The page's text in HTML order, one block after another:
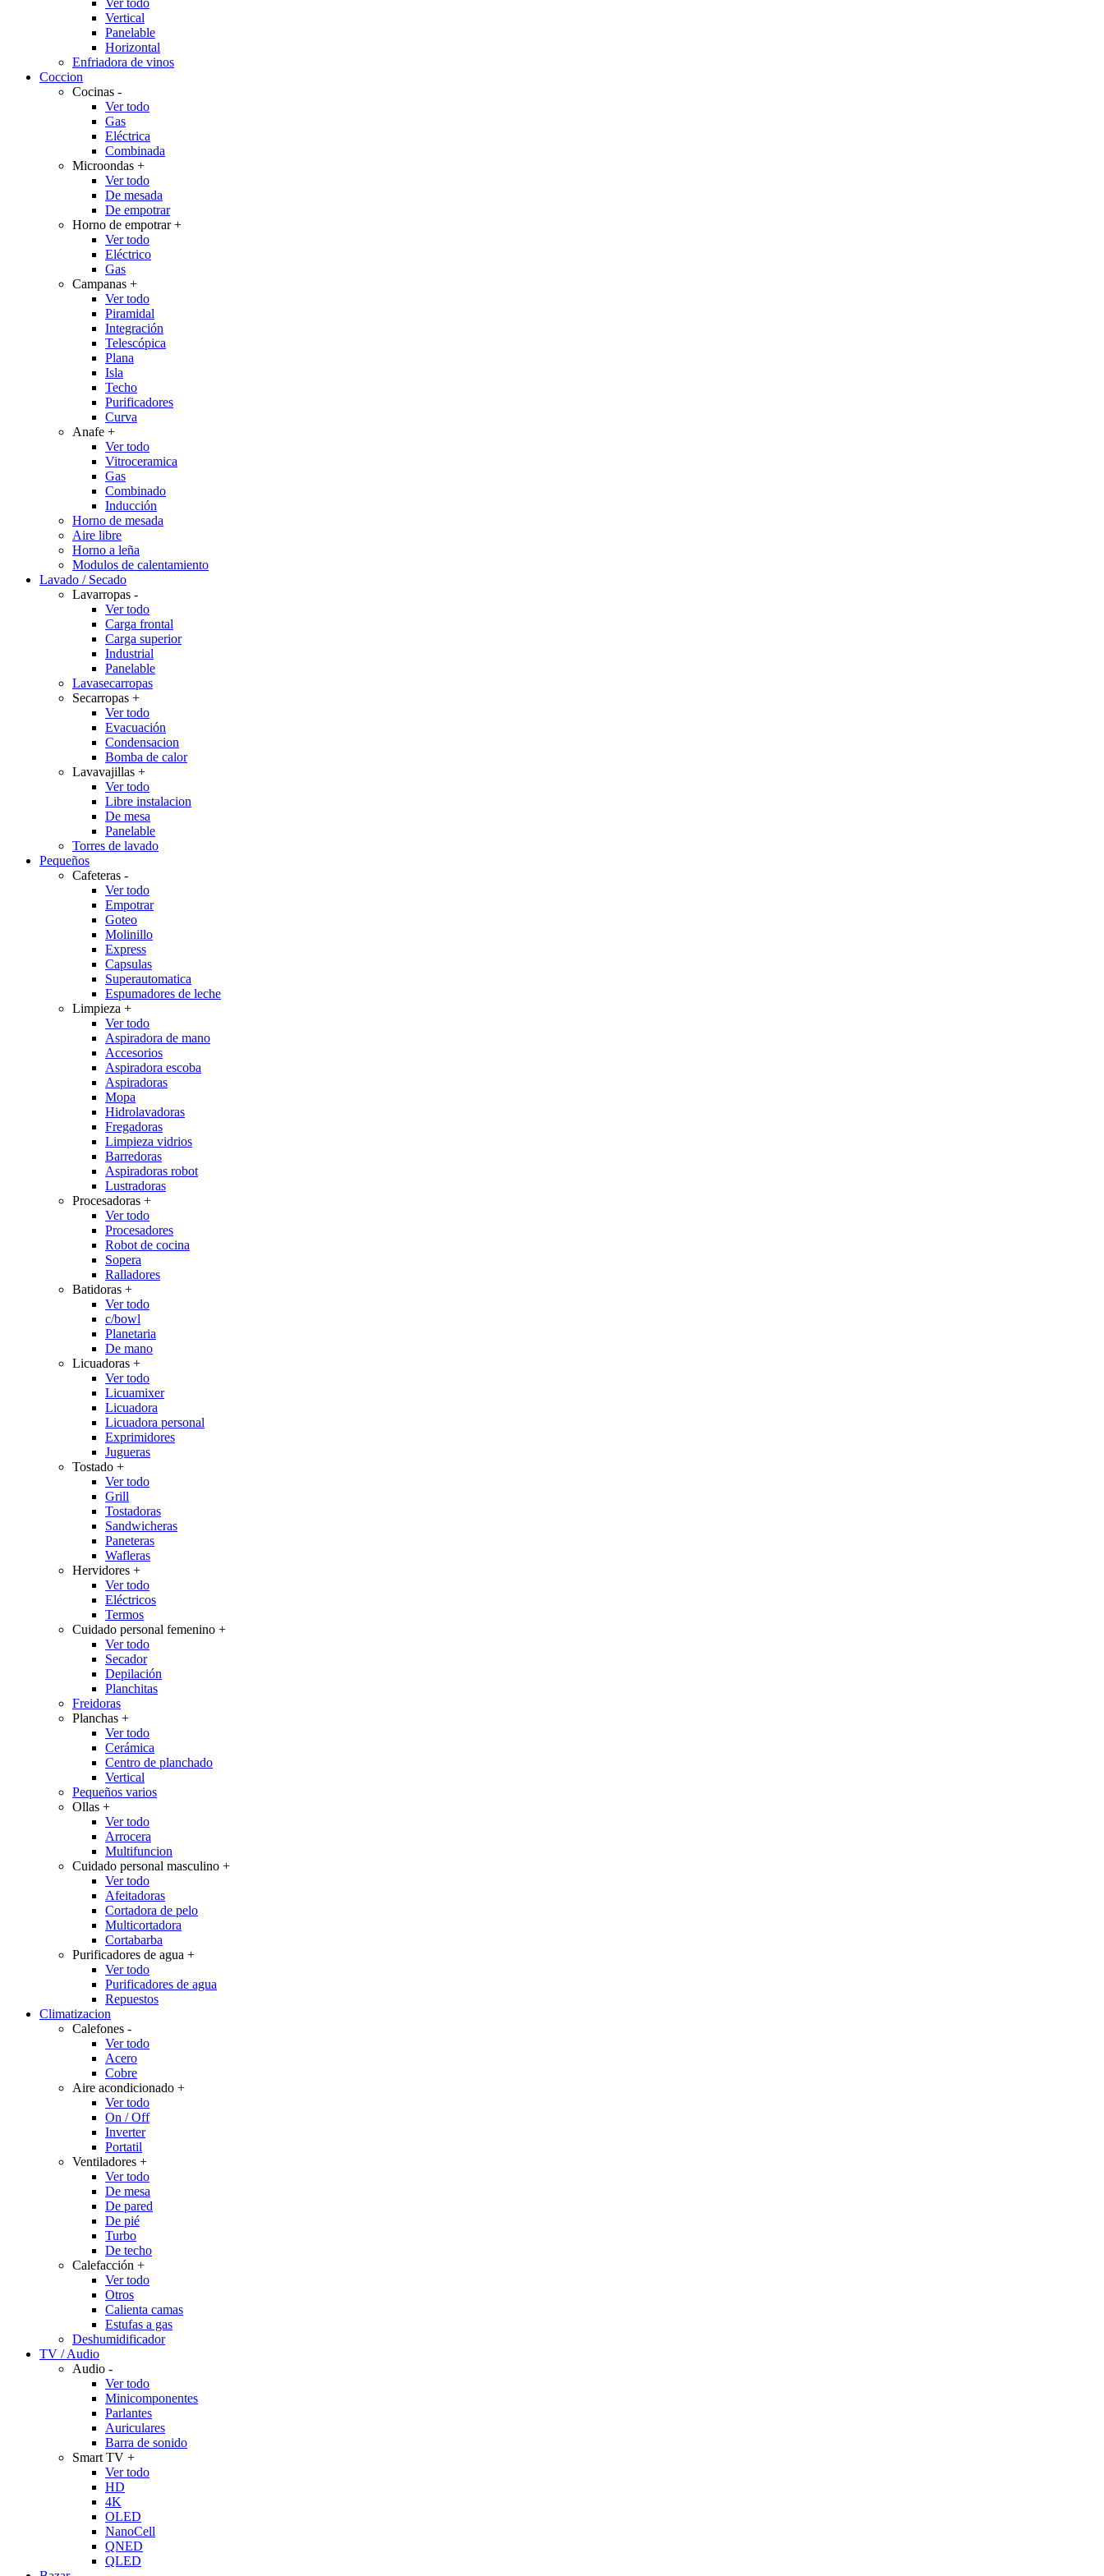
Ver todo
Vertical
Panelable
Horizontal
Enfriadora de vinos
Coccion
Cocinas -
Ver todo
Gas
Eléctrica
Combinada
Microondas +
Ver todo
De mesada
De empotrar
Horno de empotrar+
Ver todo
Eléctrico
Gas
Campanas +
Ver todo
Piramidal
Integración
Telescópica
Plana
Isla
Techo
Purificadores
Curva
Anafe +
Ver todo
Vitroceramica
Gas
Combinado
Inducción
Horno de mesada
Aire libre
Horno a leña
Modulos de calentamiento
Lavado / Secado
Lavarropas -
Ver todo
Carga frontal
Carga superior
Industrial
Panelable
Lavasecarropas
Secarropas +
Ver todo
Evacuación
Condensacion
Bomba de calor
Lavavajillas +
Ver todo
Libre instalacion
De mesa
Panelable
Torres de lavado
Pequeños
Cafeteras -
Ver todo
Empotrar
Goteo
Molinillo
Express
Capsulas
Superautomatica
Espumadores de leche
Limpieza +
Ver todo
Aspiradora de mano
Accesorios
Aspiradora escoba
Aspiradoras
Mopa
Hidrolavadoras
Fregadoras
Limpieza vidrios
Barredoras
Aspiradoras robot
Lustradoras
Procesadoras +
Ver todo
Procesadores
Robot de cocina
Sopera
Ralladores
Batidoras +
Ver todo
c/bowl
Planetaria
De mano
Licuadoras +
Ver todo
Licuamixer
Licuadora
Licuadora personal
Exprimidores
Jugueras
Tostado +
Ver todo
Grill
Tostadoras
Sandwicheras
Paneteras
Wafleras
Hervidores +
Ver todo
Eléctricos
Termos
Cuidado personal femenino +
Ver todo
Secador
Depilación
Planchitas
Freidoras
Planchas +
Ver todo
Cerámica
Centro de planchado
Vertical
Pequeños varios
Ollas +
Ver todo
Arrocera
Multifuncion
Cuidado personal masculino +
Ver todo
Afeitadoras
Cortadora de pelo
Multicortadora
Cortabarba
Purificadores de agua +
Ver todo
Purificadores de agua
Repuestos
Climatizacion
Calefones -
Ver todo
Acero
Cobre
Aire acondicionado +
Ver todo
On / Off
Inverter
Portatil
Ventiladores +
Ver todo
De mesa
De pared
De pié
Turbo
De techo
Calefacción +
Ver todo
Otros
Calienta camas
Estufas a gas
Deshumidificador
TV / Audio
Audio -
Ver todo
Minicomponentes
Parlantes
Auriculares
Barra de sonido
Smart TV +
Ver todo
HD
4K
OLED
NanoCell
QNED
QLED